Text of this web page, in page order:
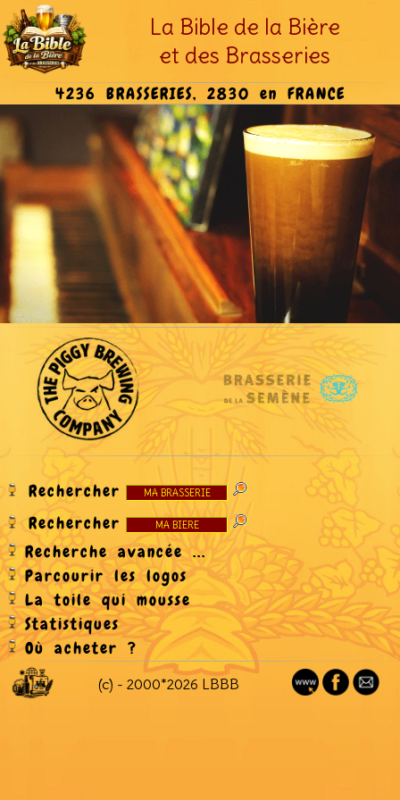
La Bible de la Bière
et des Brasseries
4236 BRASSERIES, 2830 en FRANCE
Rechercher
Rechercher
Recherche avancée ...
Parcourir les logos
La toile qui mousse
Statistiques
Où acheter ?
(c) - 2000*2026 LBBB